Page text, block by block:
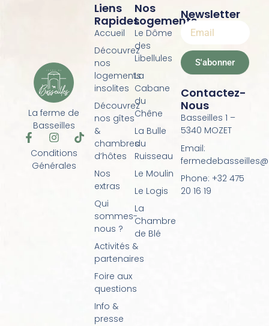
La ferme de
Basseilles
F
a
c
e
I
n
s
t
T
Conditions
Générales
Nos
Logements
Le Dôme
des
Libellules
La
Cabane
du
Chêne
La Bulle
du
Ruisseau
Le Moulin
Le Logis
La
Chambre
de Blé
Liens
Rapides
Accueil
Découvrez
nos
logements
insolites
Découvrez
nos gîtes
&
chambres
d’hôtes
Nos
extras
Qui
sommes-
nous ?
Activités &
partenaires
Foire aux
questions
Info &
presse
Newsletter
S'abonner
Contactez-
Nous
Basseilles 1 –
5340 MOZET
Email:
Phone: +32 475
20 16 19